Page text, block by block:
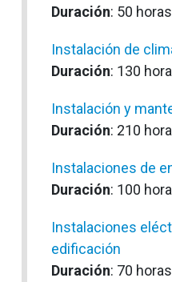
Duración: 50 horas
Instalación de
Duración: 130
Instalación y
Duración: 210
Instalaciones de
Duración: 100
Instalaciones
edificación
Duración: 70 horas